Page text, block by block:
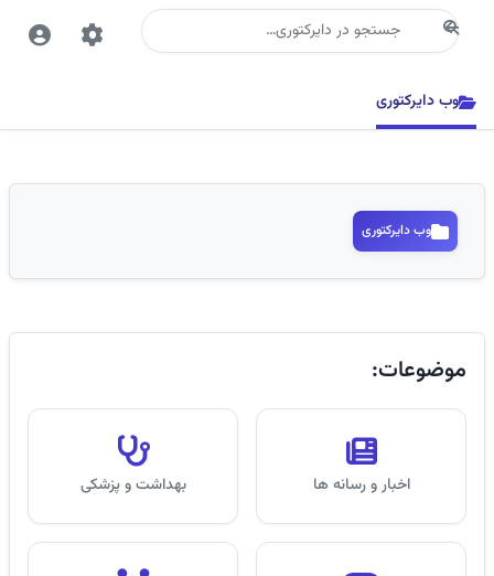
جستجو
وب دایرکتوری
وب دایرکتوری
موضوعات:
اخبار و رسانه ها بهداشت و پزشکی